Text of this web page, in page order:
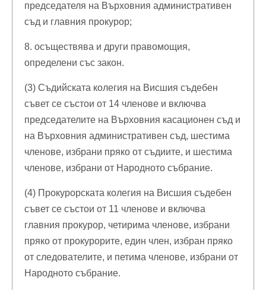
председателя на Върховния административен
съд и главния прокурор;
8. осъществява и други правомощия,
определени със закон.
(3) Съдийската колегия на Висшия съдебен
съвет се състои от 14 членове и включва
председателите на Върховния касационен съд и
на Върховния административен съд, шестима
членове, избрани пряко от съдиите, и шестима
членове, избрани от Народното събрание.
(4) Прокурорската колегия на Висшия съдебен
съвет се състои от 11 членове и включва
главния прокурор, четирима членове, избрани
пряко от прокурорите, един член, избран пряко
от следователите, и петима членове, избрани от
Народното събрание.